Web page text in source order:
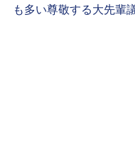
も多い尊敬する大先輩